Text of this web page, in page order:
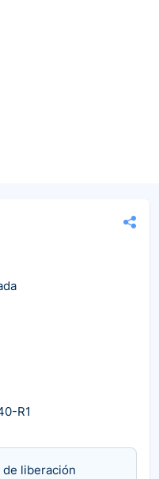
R1
de liberación